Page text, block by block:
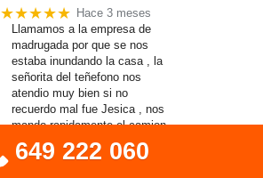
★★★★★ Hace 3 meses
Llamamos a la empresa de
madrugada por que se nos
estaba inundando la casa , la
señorita del teñefono nos
atendio muy bien si no
recuerdo mal fue Jesica , nos
mando rapidamente el camion ,
los chicos lo hicieron muy bien
, limpios eficaces
649 222 060